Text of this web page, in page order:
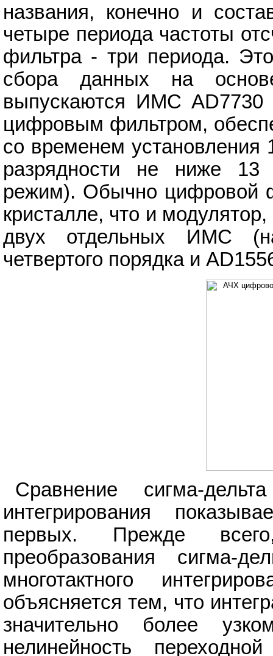
названия, конечно и
четыре периода частоты
фильтра - три периода.
сбора данных на
выпускаются ИМС
цифровым фильтром,
со временем
разрядности не ниже
режим). Обычно цифровой
кристалле, что и
двух отдельных ИМС
четвертого порядка и
Сравнение сигма-
интегрирования
первых. Прежде всего,
преобразования
многотактного
объясняется тем, что
значительно более
нелинейность